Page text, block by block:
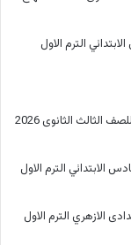
الترم الاول
تحميل كتاب المعاصر في التفاضل والتكامل جزء الشرح للصف الثالث الثانوى 2026
الابتدائي الترم الاول
الازهري الترم الاول